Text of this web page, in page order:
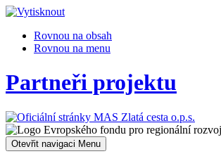
Rovnou na obsah
Rovnou na menu
Partneři projektu
Otevřit navigaci Menu